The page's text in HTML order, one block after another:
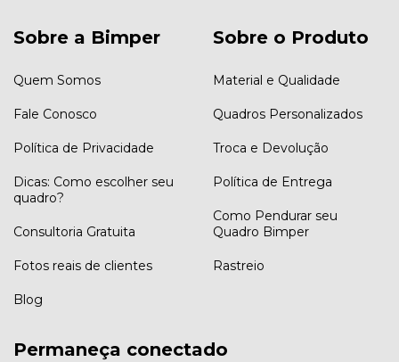
Sobre a Bimper
Quem Somos
Fale Conosco
Política de Privacidade
Dicas: Como escolher seu
quadro?
Consultoria Gratuita
Fotos reais de clientes
Blog
Sobre o Produto
Material e Qualidade
Quadros Personalizados
Troca e Devolução
Política de Entrega
Como Pendurar seu
Quadro Bimper
Rastreio
Permaneça conectado